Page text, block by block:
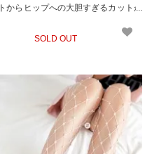
トからヒップへの大胆すぎるカットが
ス風ストッキング(STOCKING) ホワイ
SOLD OUT